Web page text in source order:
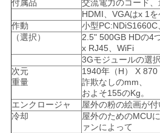
付属品
交流電力のコード
HDMI、VGAはx 1
作動
小型
（選択）
2.5" 500GB HDの4
x RJ45、WiFi
3Gモジュールの選択
次元
重量
1940年（H） X
詐欺なしのmm、
およそ155のKg。
エンクロージャ
屋外の粉の絵画が
冷却
屋外のためのMCU
ァンによって